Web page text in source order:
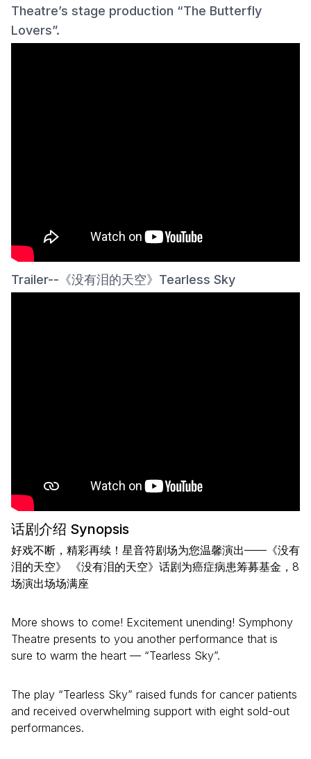
Theatre’s stage production “The Butterfly
Lovers”.
Trailer--《没有泪的天空》Tearless Sky
话剧介绍 Synopsis
好戏不断，精彩再续！星音符剧场为您温馨演出——《没有
泪的天空》 《没有泪的天空》话剧为癌症病患筹募基金，8
场演出场场满座
More shows to come! Excitement unending! Symphony
Theatre presents to you another performance that is
sure to warm the heart — “Tearless Sky”.
The play “Tearless Sky” raised funds for cancer patients
and received overwhelming support with eight sold-out
performances.